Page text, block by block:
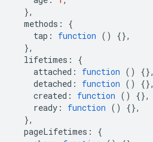
},
methods :
{
tap : function ()
{},
},
lifetimes :
{
attached : function ()
{},
detached : function ()
{},
created : function ()
{},
ready : function ()
{},
},
pageLifetimes :
{